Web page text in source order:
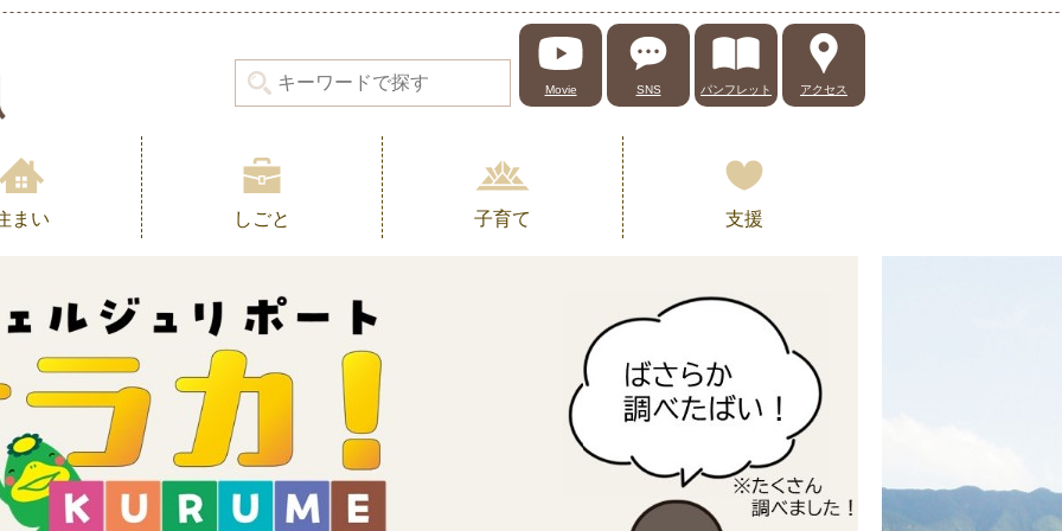
Movie SNS パンフレット アクセス
まい しごと 子育て 支援